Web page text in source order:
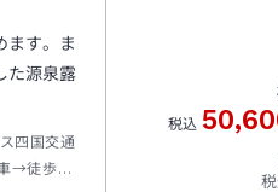
ます。ま
た源泉露
四国交通
→徒歩約
税込